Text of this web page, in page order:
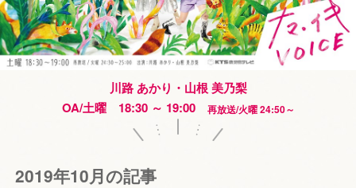
川路 あかり・山根 美乃梨
OA/土曜 18:30 ～ 19:00
再放送/火曜 24:50～
2019年10月の記事